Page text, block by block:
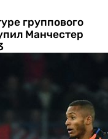
группового
Манчестер